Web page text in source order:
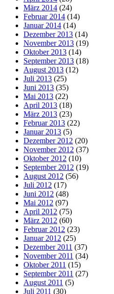
März 2014 (24)
Februar 2014 (14)
Januar 2014 (14)
Dezember 2013 (14)
November 2013 (19)
Oktober 2013 (14)
September 2013 (18)
August 2013 (12)
Juli 2013 (25)
Juni 2013 (35)
Mai 2013 (22)
April 2013 (18)
März 2013 (23)
Februar 2013 (22)
Januar 2013 (5)
Dezember 2012 (20)
November 2012 (37)
Oktober 2012 (10)
September 2012 (19)
August 2012 (56)
Juli 2012 (17)
Juni 2012 (48)
Mai 2012 (97)
April 2012 (75)
März 2012 (60)
Februar 2012 (23)
Januar 2012 (25)
Dezember 2011 (37)
November 2011 (34)
Oktober 2011 (15)
September 2011 (27)
August 2011 (5)
Juli 2011 (30)